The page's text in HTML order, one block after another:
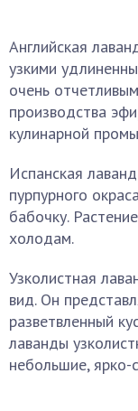
Английская
узкими
очень
производства
кулинарной
Испанская
пурпурного
бабочку.
холодам.
Узколистная
вид. Он
разветвленный
лаванды
небольшие, ярко-